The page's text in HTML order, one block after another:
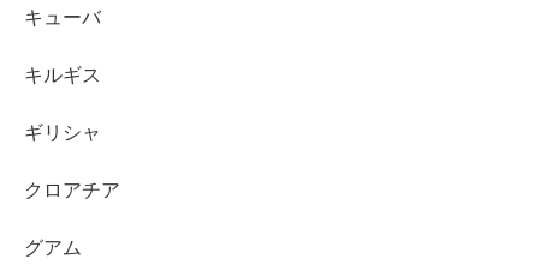
キューバ
キルギス
ギリシャ
クロアチア
グアム